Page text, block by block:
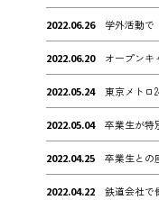
2022.06.26 学外活動で
2022.06.20 オープンキ
2022.05.24 東京メトロ
2022.05.04 卒業生が特
2022.04.25 卒業生との
2022.04.22 鉄道会社で